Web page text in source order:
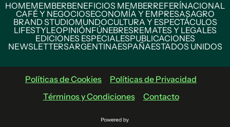
HOMEMEMBERBENEFICIOS MEMBERREFERÍNACIONAL
CAFÉ Y NEGOCIOSECONOMÍA Y EMPRESASAGRO
BRAND STUDIOMUNDOCULTURA Y ESPECTÁCULOS
LIFESTYLEOPINIÓNFÚNEBRESREMATES Y LEGALES
EDICIONES ESPECIALESPUBLICACIONES
NEWSLETTERSARGENTINAESPAÑAESTADOS UNIDOS
Políticas de Cookies
Políticas de Privacidad
Términos y Condiciones
Contacto